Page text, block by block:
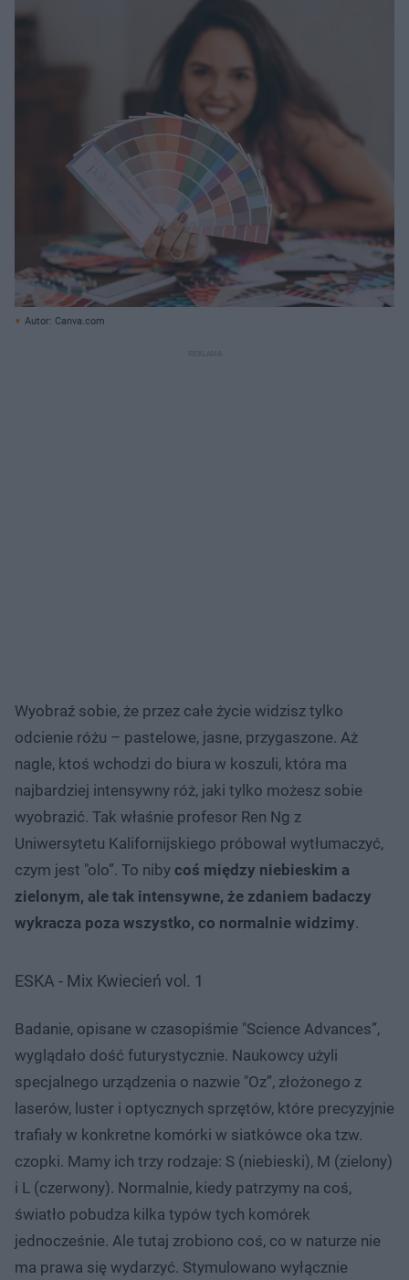
Autor: Canva.com
Wyobraź sobie, że przez całe życie widzisz tylko
odcienie różu – pastelowe, jasne, przygaszone. Aż
nagle, ktoś wchodzi do biura w koszuli, która ma
najbardziej intensywny róż, jaki tylko możesz sobie
wyobrazić. Tak właśnie profesor Ren Ng z
Uniwersytetu Kalifornijskiego próbował wytłumaczyć,
czym jest "olo”. To niby coś między niebieskim a
zielonym, ale tak intensywne, że zdaniem badaczy
wykracza poza wszystko, co normalnie widzimy.
ESKA - Mix Kwiecień vol. 1
Badanie, opisane w czasopiśmie "Science Advances”,
wyglądało dość futurystycznie. Naukowcy użyli
specjalnego urządzenia o nazwie "Oz”, złożonego z
laserów, luster i optycznych sprzętów, które precyzyjnie
trafiały w konkretne komórki w siatkówce oka tzw.
czopki. Mamy ich trzy rodzaje: S (niebieski), M (zielony)
i L (czerwony). Normalnie, kiedy patrzymy na coś,
światło pobudza kilka typów tych komórek
jednocześnie. Ale tutaj zrobiono coś, co w naturze nie
ma prawa się wydarzyć. Stymulowano wyłącznie